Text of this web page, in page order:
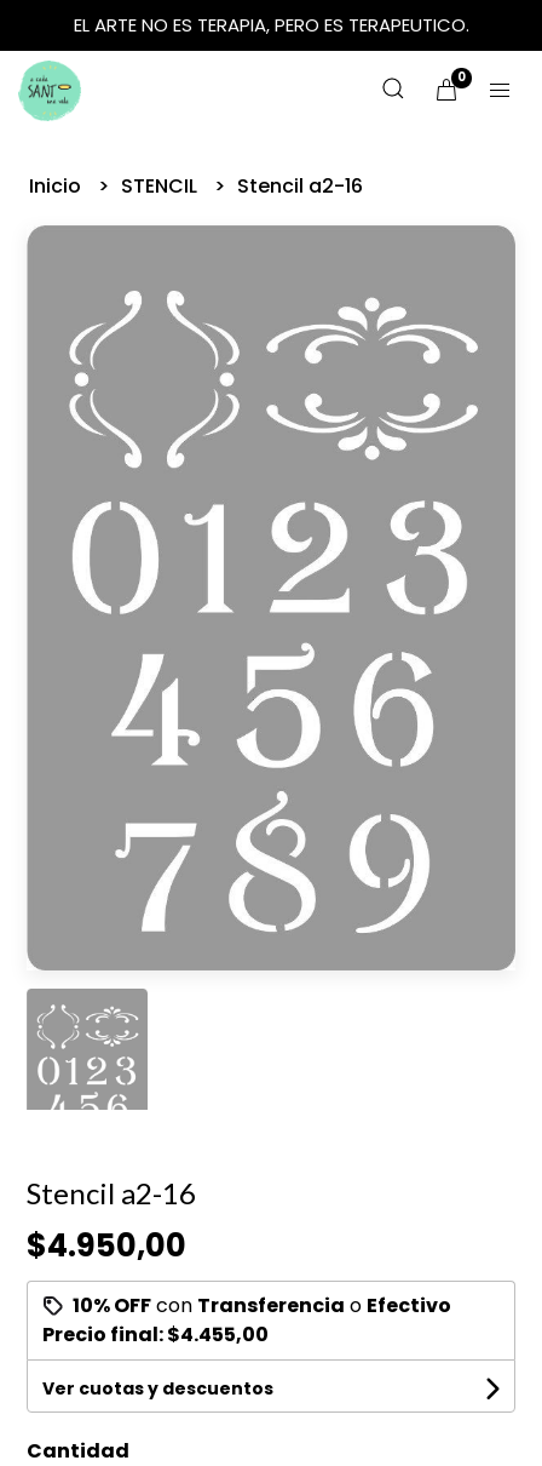
EL ARTE NO ES TERAPIA, PERO ES TERAPEUTICO.
0
Inicio STENCIL Stencil a2-16
Stencil a2-16
$4.950,00
10% OFFcon Transferencia o Efectivo
Precio final:$4.455,00
Ver cuotas y descuentos
Cantidad